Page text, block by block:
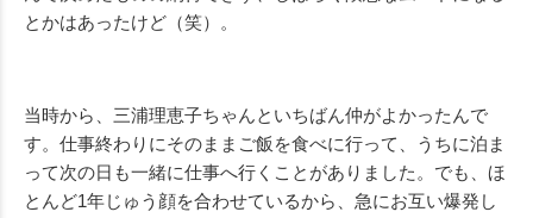
とかはあったけど（笑）。
当時から、三浦理恵子ちゃんといちばん仲がよかったんで
す。仕事終わりにそのままご飯を食べに行って、うちに泊ま
って次の日も一緒に仕事へ行くことがありました。でも、ほ
とんど1年じゅう顔を合わせているから、急にお互い爆発し